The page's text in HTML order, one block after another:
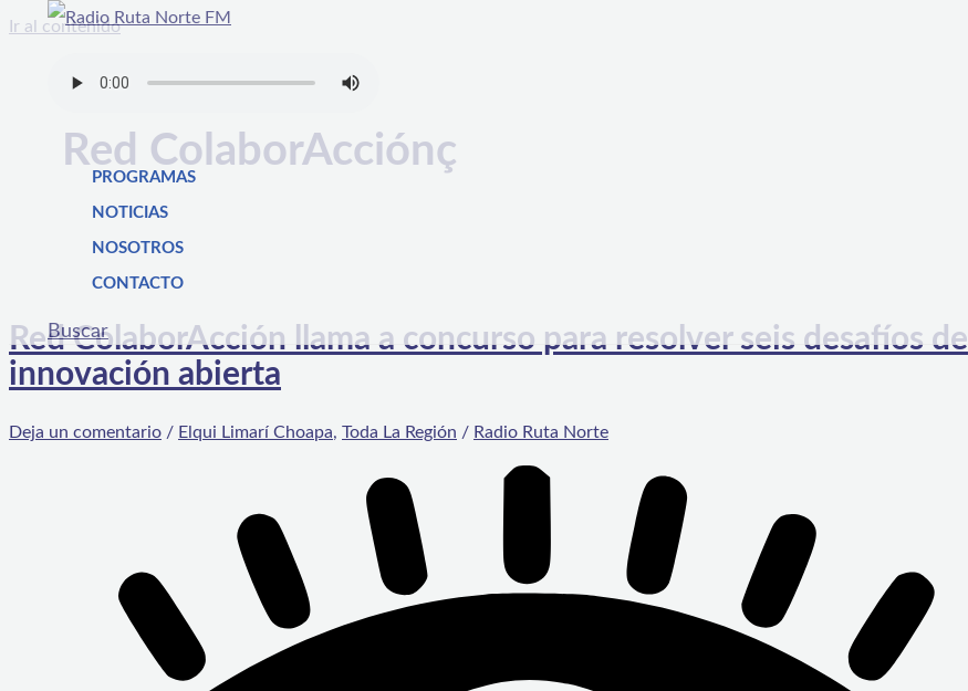
Ir al contenido
PROGRAMAS
NOTICIAS
NOSOTROS
CONTACTO
Buscar
Red ColaborAcciónç
Red ColaborAcción llama a concurso para resolver seis desafíos de
innovación abierta
Deja un comentario / Elqui Limarí Choapa, Toda La Región / Radio Ruta Norte